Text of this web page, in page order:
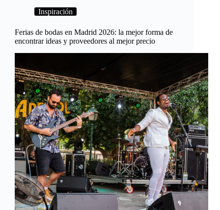
Inspiración
Ferias de bodas en Madrid 2026: la mejor forma de
encontrar ideas y proveedores al mejor precio